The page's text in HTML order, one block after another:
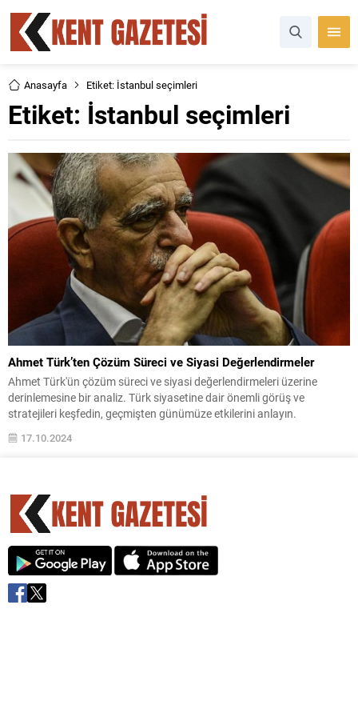
Anasayfa Etiket: İstanbul seçimleri
Etiket: İstanbul seçimleri
Ahmet Türk’ten Çözüm Süreci ve Siyasi Değerlendirmeler
Ahmet Türk'ün çözüm süreci ve siyasi değerlendirmeleri üzerine
derinlemesine bir analiz. Türk siyasetine dair önemli görüş ve
stratejileri keşfedin, geçmişten günümüze etkilerini anlayın.
17.10.2024